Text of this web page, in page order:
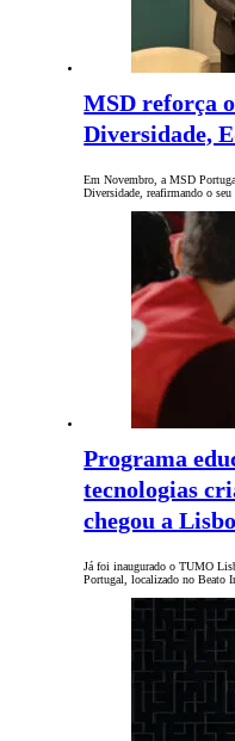
MSD reforça
Diversidade,
Em Novembro, a MSD
Diversidade, reafirmando o
Programa
tecnologias
chegou a
Já foi inaugurado o TUMO
Portugal, localizado no